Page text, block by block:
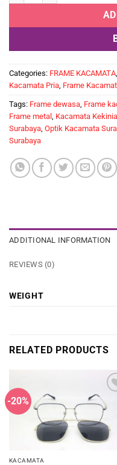
Categories: FRAME KACAMATA
Kacamata Pria Frame
Tags: Frame dewasa Frame
Frame metal
Kacamata
Surabaya Optik Kacamata
Surabaya
ADDITIONAL INFORMATION
REVIEWS (0)
WEIGHT
RELATED PRODUCTS
-20%
KACAMATA